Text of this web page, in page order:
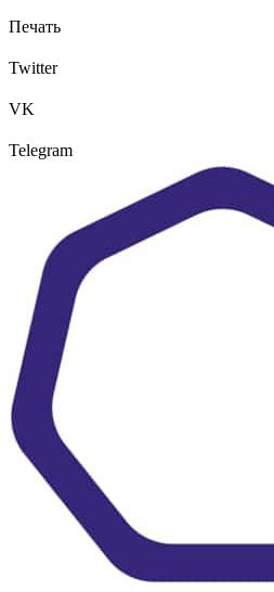
Печать
Twitter
VK
Telegram